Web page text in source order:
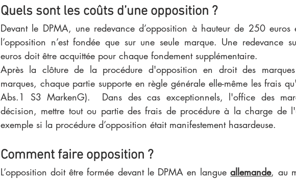
Quels sont les coûts d’une opposition ?
Devant le DPMA, une redevance d’opposition à hauteur de 250 euros
l’opposition n’est fondée que sur une seule marque. Une redevance
euros doit être acquittée pour chaque fondement supplémentaire.
Après la clôture de la procédure d'opposition en droit des
marques, chaque partie supporte en règle générale elle-même les frais
Abs.1 S3 MarkenG).  Dans des cas exceptionnels, l'office des
décision, mettre tout ou partie des frais de procédure à la charge de
exemple si la procédure d’opposition était manifestement hasardeuse.
Comment faire opposition ?
L’opposition doit être formée devant le DPMA en langue allemande, au